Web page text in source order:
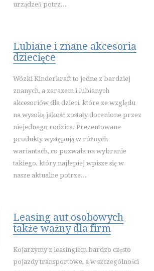
OPIEKA
HOTELE I NOCLEGI
WDZIĘK
DIETETYKA, ODCHUDZANIE
KOSMETYKI
SALONY KOSMETYCZNE
SPRZĘT MEDYCZNY
STRONY INTERNETOWE
urządzeń potrz...
Lubiane i znane akcesoria
dziecięce
Wózki Kinderkraft to jedne z bardziej
znanych, a zarazem i lubianych
akcesoriów dla dzieci, które ze względu
na wysoką jakość zostały docenione przez
niejednego rodzica. Prezentowane
produkty występują w różnych
wariantach, co pozwala na wybranie
takiego, który najlepiej wpisze się w
nasze aktualne potrze...
Leasing aut osobowych
także ważny dla firm
Kojarzymy z leasingiem bardzo często
pojazdy transportowe, a w szczególności